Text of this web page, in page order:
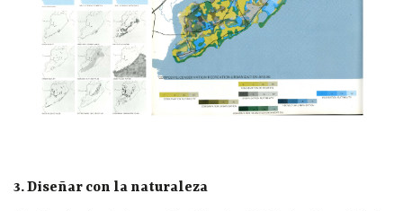
3. Diseñar con la naturaleza